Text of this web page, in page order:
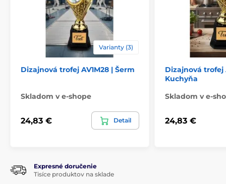
Varianty (3)
Dizajnová trofej AV1M28 | Šerm
Skladom v e-shope
24,83 € Detail
Dizajnová trofej
Kuchyňa
Skladom v e-
24,83 €
Expresné doručenie
Tisíce produktov na sklade